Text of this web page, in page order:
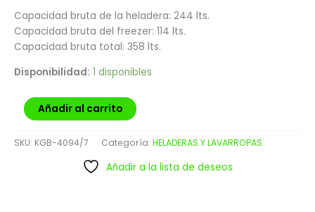
Capacidad bruta de la heladera: 244 lts.
Capacidad bruta del freezer: 114 lts.
Capacidad bruta total: 358 lts.
Disponibilidad: 1 disponibles
Añadir al carrito
SKU: KGB-4094/7 Categoría: HELADERAS Y LAVARROPAS
Añadir a la lista de deseos